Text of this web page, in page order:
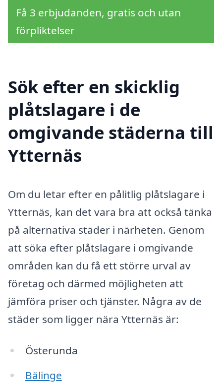
Få 3 erbjudanden, gratis och utan
förpliktelser
Sök efter en skicklig
plåtslagare i de
omgivande städerna till
Ytternäs
Om du letar efter en pålitlig plåtslagare i
Ytternäs, kan det vara bra att också tänka
på alternativa städer i närheten. Genom
att söka efter plåtslagare i omgivande
områden kan du få ett större urval av
företag och därmed möjligheten att
jämföra priser och tjänster. Några av de
städer som ligger nära Ytternäs är:
Österunda
Bälinge